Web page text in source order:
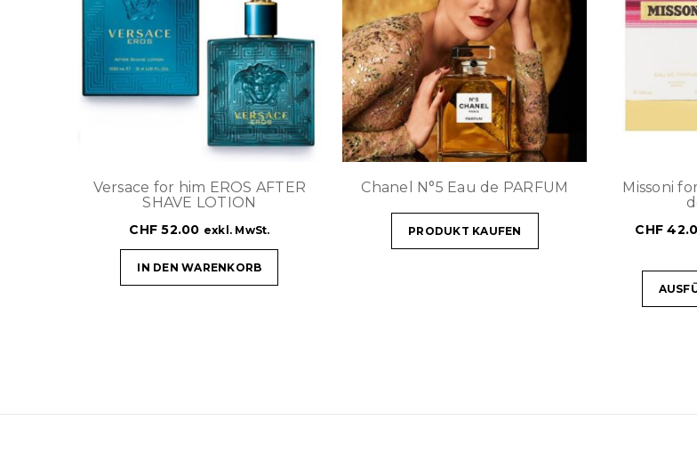
Versace for him EROS AFTER
SHAVE LOTION
CHF 52.00 exkl. MwSt.
IN DEN WARENKORB
Chanel N°5 Eau de PARFUM
PRODUKT KAUFEN
Missoni
CHF